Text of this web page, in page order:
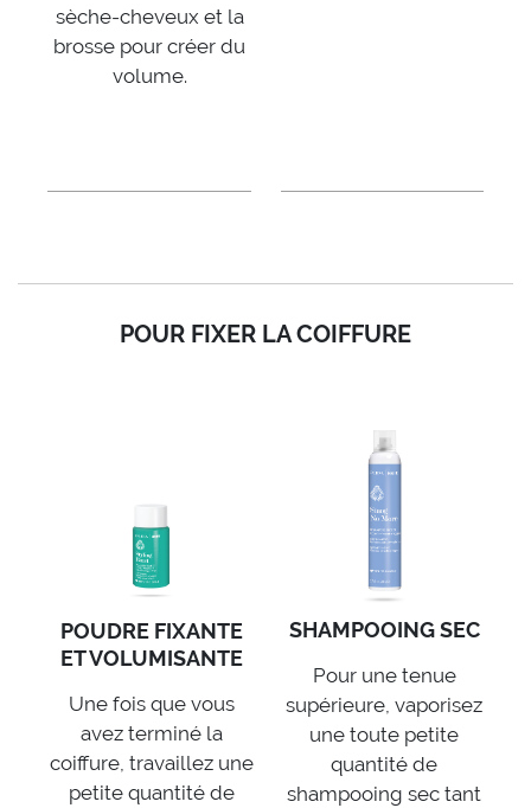
sèche-cheveux et la
brosse pour créer du
volume.
POUR FIXER LA COIFFURE
POUDRE FIXANTE
ET VOLUMISANTE
Une fois que vous
avez terminé la
coiffure, travaillez une
petite quantité de
SHAMPOOING SEC
Pour une tenue
supérieure, vaporisez
une toute petite
quantité de
shampooing sec tant